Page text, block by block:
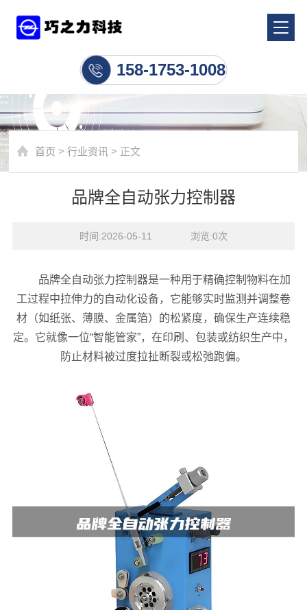
158-1753-1008
首页 >行业资讯 > 正文
品牌全自动张力控制器
时间:2026-05-11    浏览:0次
品牌全自动张力控制器是一种用于精确控制物料在加
工过程中拉伸力的自动化设备，它能够实时监测并调整卷
材（如纸张、薄膜、金属箔）的松紧度，确保生产连续稳
定。它就像一位“智能管家”，在印刷、包装或纺织生产中，
防止材料被过度拉扯断裂或松弛跑偏。